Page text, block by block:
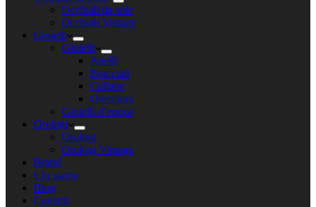
Occhiali da sole
Occhiali Vintage
Gioielli
Gioielli
Anelli
Bracciali
Collane
Orecchini
Gioielli d’epoca
Orologi
Orologi
Orologi Vintage
Brand
Chi siamo
Blog
Contatti